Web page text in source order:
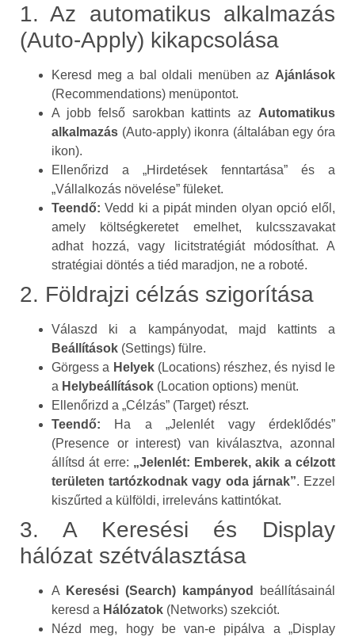
1. Az automatikus alkalmazás
(Auto-Apply) kikapcsolása
Keresd meg a bal oldali menüben az Ajánlások
(Recommendations) menüpontot.
A jobb felső sarokban kattints az Automatikus
alkalmazás (Auto-apply) ikonra (általában egy óra
ikon).
Ellenőrizd a „Hirdetések fenntartása” és a
„Vállalkozás növelése” füleket.
Teendő: Vedd ki a pipát minden olyan opció elől,
amely költségkeretet emelhet, kulcsszavakat
adhat hozzá, vagy licitstratégiát módosíthat. A
stratégiai döntés a tiéd maradjon, ne a roboté.
2. Földrajzi célzás szigorítása
Válaszd ki a kampányodat, majd kattints a
Beállítások (Settings) fülre.
Görgess a Helyek(Locations) részhez, és nyisd le
a Helybeállítások (Location options) menüt.
Ellenőrizd a „Célzás” (Target) részt.
Teendő: Ha a „Jelenlét vagy érdeklődés”
(Presence or interest) van kiválasztva, azonnal
állítsd át erre: „Jelenlét: Emberek, akik a célzott
területen tartózkodnak vagy oda járnak”. Ezzel
kiszűrted a külföldi, irreleváns kattintókat.
3. A Keresési és Display
hálózat szétválasztása
A Keresési (Search) kampányod
beállításainál
keresd a Hálózatok (Networks) szekciót.
Nézd meg, hogy be van-e pipálva a „Display